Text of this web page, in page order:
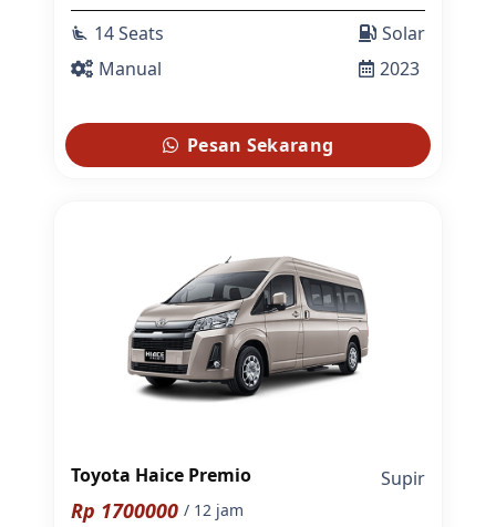
airline_seat_recline_extra 14 Seats
Manual
Solar
2023
Pesan Sekarang
Toyota Haice Premio Supir
Rp 1700000 / 12 jam